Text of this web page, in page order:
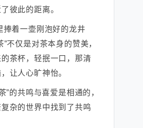
彼此的距离。
着一壶刚泡好的龙井
不仅是对茶本身的赞美，
茶杯，轻抿一口，那清
让人心旷神怡。
的共鸣与喜爱是相通的，
杂的世界中找到了共鸣